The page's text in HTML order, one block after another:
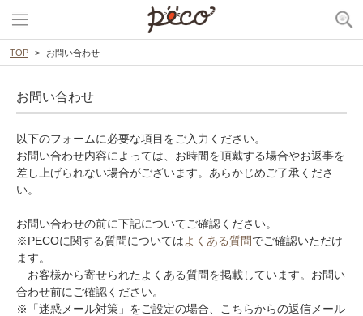
TOP お問い合わせ
お問い合わせ
以下のフォームに必要な項目をご入力ください。
お問い合わせ内容によっては、お時間を頂戴する場合やお返事を
差し上げられない場合がございます。あらかじめご了承くださ
い。
お問い合わせの前に下記についてご確認ください。
※PECOに関する質問についてはよくある質問でご確認いただけ
ます。
お客様から寄せられたよくある質問を掲載しています。お問い
合わせ前にご確認ください。
※「迷惑メール対策」をご設定の場合、こちらからの返信メール